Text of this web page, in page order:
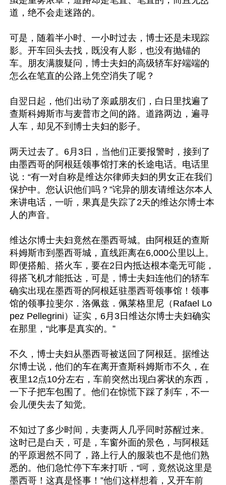
道，绝不会走迷路的。
可是，随着半小时、一小时过去，博士还是未现踪
影。开车回头去找，既没有人影，也没有抛锚的
车。朋友满腹疑问，博士夫妇的高级轿车好端端的
怎么在笔直的公路上凭空消失了呢？
自翌日起，他们出动了亲戚朋友们，白日里找遍了
查斯科姆斯市与麦普市之间的路。道路两边，遍寻
人车，却见不到博士夫妇的影子。
两天过去了。6月3日，当他们正要报警时，接到了
由墨西哥的阿根廷领事馆打来的长途电话。电话里
说：“有一对自称是维达尔律师夫妇的男女正在我们
保护中。您认识他们吗？”诧异的朋友请维达尔本人
来讲电话，一听，果真是失踪了2天的维达尔博士本
人的声音。
维达尔博士夫妇竟然在墨西哥城。由阿根廷的查斯
科姆斯市到墨西哥城，直线距离在6,000公里以上。
即便搭船、搭火车，要在2日内抵达根本毫无可能，
得搭飞机才能抵达，可是，博士夫妇连他们的轿车
确实出现在墨西哥的阿根廷驻墨西哥领事馆！领事
馆的领事拉斐尔．洛佩兹．佩莱格里尼（Rafael Lo
pez Pellegrini）证实，6月3日维达尔博士夫妇确实
在那里，“此事是真实的。”
不久，博士夫妇从墨西哥被送回了阿根廷。据维达
尔博士说，他们的车在离开查斯科姆斯市不久，在
夜里12点10分左右，车前突然出现白雾状的东西，
一下子把车包围了。他们在惊慌下踩了刹车，不一
会儿便失去了知觉。
不知过了多少时间，夫妻两人几乎同时苏醒过来。
这时已是白天，可是，车窗外面的景色，与阿根廷
的平原迥然不同了，路上行人的服装也不是他们熟
悉的。他们急忙停下车来打听，“呵，竟然说这里是
墨西哥！这真是怪事！”他们这样想着，又开车前